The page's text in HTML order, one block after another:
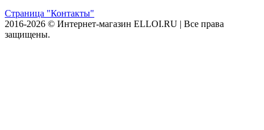
Страница "Контакты"
2016-2026 © Интернет-магазин ELLOI.RU | Все права
защищены.